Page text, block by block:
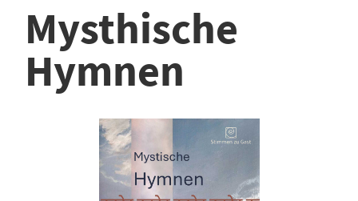
Mysthische
Hymnen